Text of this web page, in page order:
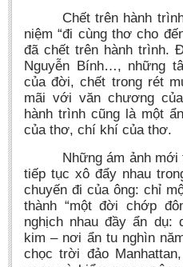
Chết trên hành
niệm “đi cùng thơ cho
đã chết trên hành trình.
Nguyễn Bính…, những
của đời, chết trong rét
mãi với văn chương
hành trình cũng là một
của thơ, chí khí của thơ.
Những ám ảnh
tiếp tục xô đẩy nhau
chuyến đi của ông: chỉ
thành “một đời chớp
nghịch nhau đầy ẩn dụ:
kim – nơi ẩn tu nghìn
chọc trời đảo